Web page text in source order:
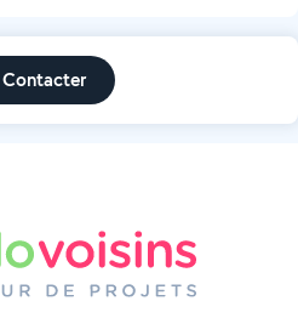
Contacter